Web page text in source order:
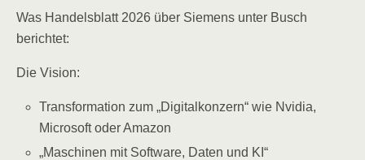
Was Handelsblatt 2026 über Siemens unter Busch
berichtet:
Die Vision:
Transformation zum „Digitalkonzern“ wie Nvidia,
Microsoft oder Amazon
„Maschinen mit Software, Daten und KI“